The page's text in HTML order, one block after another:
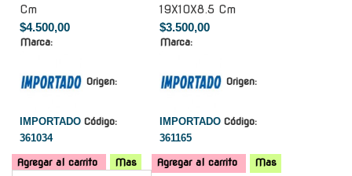
Cm
$4.500,00
Marca:
Origen:
IMPORTADO Código:
361034
Agregar al carrito Mas
19X10X8.5 Cm
$3.500,00
Marca:
Origen:
IMPORTADO Código:
361165
Agregar al carrito
Mas